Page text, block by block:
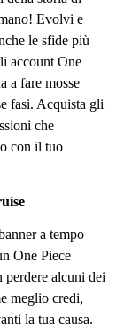
Evolvi e
le sfide più
account One
a fare mosse
fasi. Acquista gli
che
con il tuo
a tempo
One Piece
alcuni dei
meglio credi,
la tua causa.